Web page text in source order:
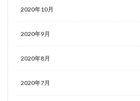
2020年10月
2020年9月
2020年8月
2020年7月